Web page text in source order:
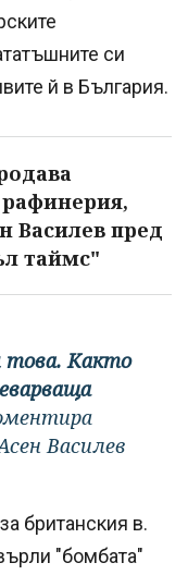
си
й в България.
рафинерия,
Василев пред
таймс"
това. Както
Василев
британския в.
"бомбата"